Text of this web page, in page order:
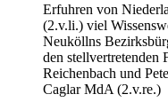
Erfuhren von
(2.v.li.) viel
Neuköllns
den stellvertretenden
Reichenbach und
Caglar MdA (2.v.re.)